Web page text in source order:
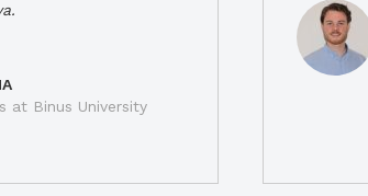
at Binus University